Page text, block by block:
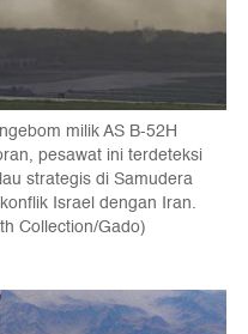
milik AS B-52H
pesawat ini terdeteksi
strategis di Samudera
Israel dengan Iran.
Collection/Gado)